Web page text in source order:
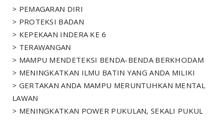
> PEMAGARAN DIRI
> PROTEKSI BADAN
> KEPEKAAN INDERA KE 6
> TERAWANGAN
> MAMPU MENDETEKSI BENDA-BENDA BERKHODAM
> MENINGKATKAN ILMU BATIN YANG ANDA MILIKI
> GERTAKAN ANDA MAMPU MERUNTUHKAN MENTAL
LAWAN
> MENINGKATKAN POWER PUKULAN, SEKALI PUKUL